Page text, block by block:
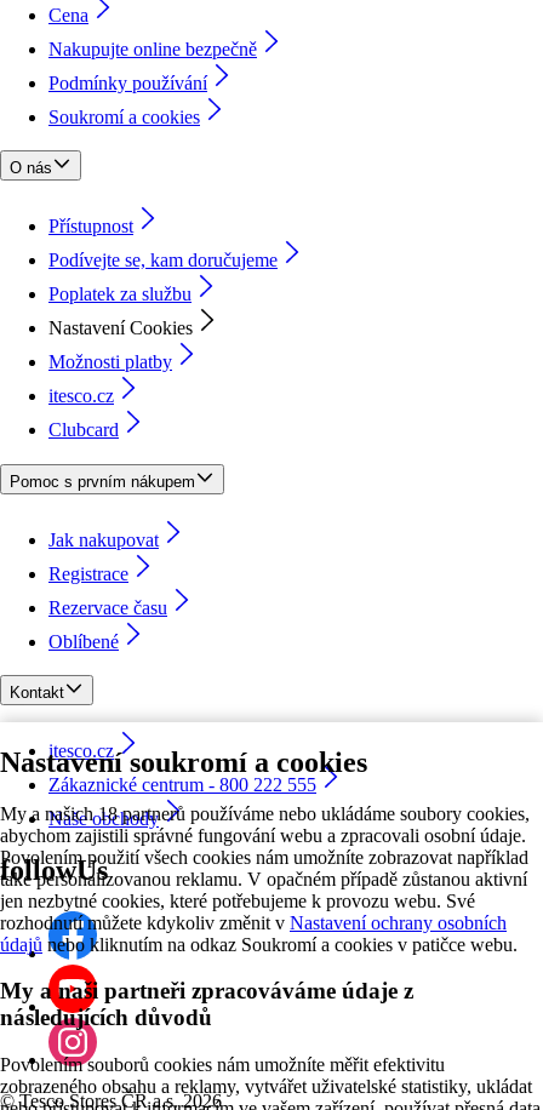
Nastavení soukromí a cookies
My a našich 18 partnerů používáme nebo ukládáme soubory cookies,
abychom zajistili správné fungování webu a zpracovali osobní údaje.
Povolením použití všech cookies nám umožníte zobrazovat například
také personalizovanou reklamu. V opačném případě zůstanou aktivní
jen nezbytné cookies, které potřebujeme k provozu webu. Své
rozhodnutí můžete kdykoliv změnit v Nastavení ochrany osobních
údajů nebo kliknutím na odkaz Soukromí a cookies v patičce webu.
My a naši partneři zpracováváme údaje z
následujících důvodů
Povolením souborů cookies nám umožníte měřit efektivitu
zobrazeného obsahu a reklamy, vytvářet uživatelské statistiky, ukládat
Cena
Nakupujte online bezpečně
Podmínky používání
Soukromí a cookies
O nás
Přístupnost
Podívejte se, kam doručujeme
Poplatek za službu
Nastavení Cookies
Možnosti platby
itesco.cz
Clubcard
Pomoc s prvním nákupem
Jak nakupovat
Registrace
Rezervace času
Oblíbené
Kontakt
itesco.cz
Zákaznické centrum - 800 222 555
Naše obchody
followUs
©Tesco Stores ČR a.s. 2026